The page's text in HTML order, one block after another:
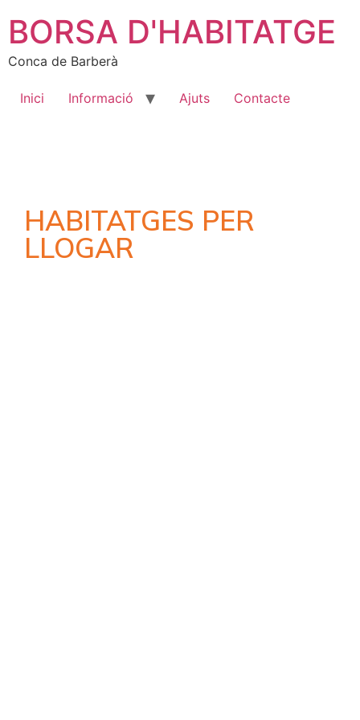
BORSA D'HABITATGE
Conca de Barberà
Inici Informació Ajuts Contacte
HABITATGES PER
LLOGAR